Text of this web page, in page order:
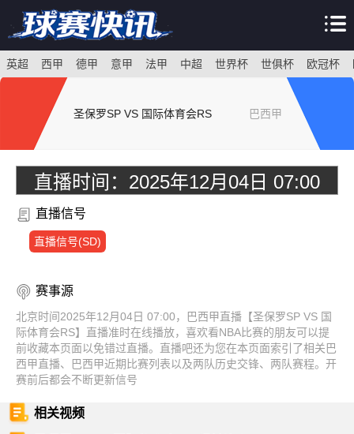
英超 西甲 德甲 意甲 法甲 中超 世界杯 世俱杯 欧冠杯
圣保罗SP VS 国际体育会RS 巴西甲
直播时间： 2025年12月04日 07:00
直播信号
直播信号(SD)
赛事源
北京时间2025年12月04日 07:00，巴西甲直播【圣保罗SP VS 国
际体育会RS】直播准时在线播放，喜欢看NBA比赛的朋友可以提
前收藏本页面以免错过直播。直播吧还为您在本页面索引了相关巴
西甲直播、巴西甲近期比赛列表以及两队历史交锋、两队赛程。开
赛前后都会不断更新信号
相关视频